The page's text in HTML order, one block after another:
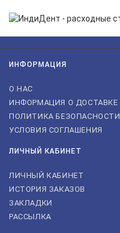
ИНФОРМАЦИЯ
О НАС
ИНФОРМАЦИЯ О ДОСТАВКЕ
ПОЛИТИКА БЕЗОПАСНОСТИ
УСЛОВИЯ СОГЛАШЕНИЯ
ЛИЧНЫЙ КАБИНЕТ
ЛИЧНЫЙ КАБИНЕТ
ИСТОРИЯ ЗАКАЗОВ
ЗАКЛАДКИ
РАССЫЛКА